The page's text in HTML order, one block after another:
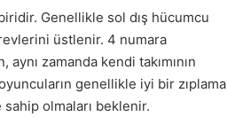
Genellikle sol dış hücumcu
üstlenir. 4 numara
zamanda kendi takımının
genellikle iyi bir zıplama
olmaları beklenir.